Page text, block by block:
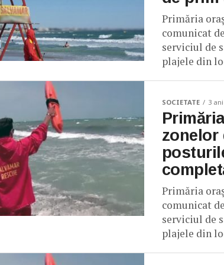
Primăria
comunicat
serviciul de
plajele din
SOCIETATE 3
zonelor
Primăria
comunicat
serviciul de
plajele din